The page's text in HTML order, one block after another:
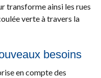
transforme ainsi les rues
verte à travers la
besoins
en compte des